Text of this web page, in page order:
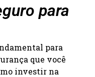
para
para
que você
investir na